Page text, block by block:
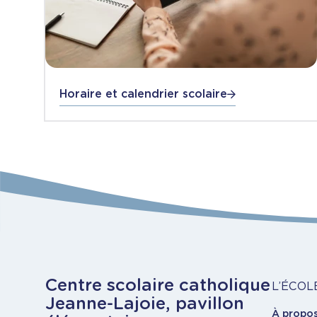
Horaire et calendrier scolaire
Centre scolaire catholique
Jeanne-Lajoie, pavillon
À
À